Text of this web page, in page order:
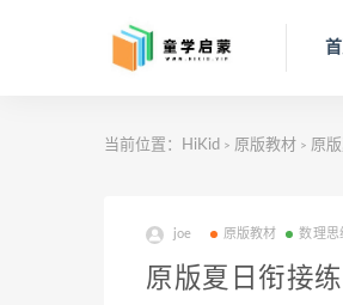
当前位置： HiKid > 原版教材 > 原
joe 原版教材 数理思
原版夏日衔接